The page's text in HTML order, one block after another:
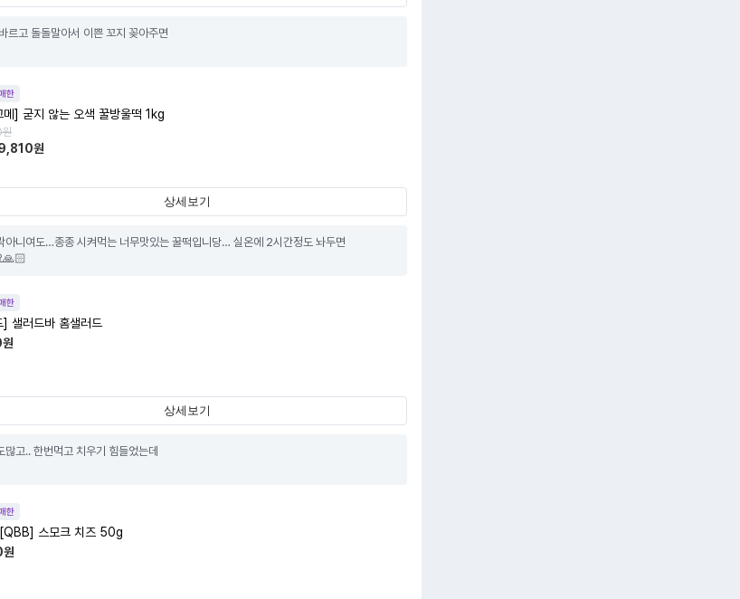
르고 돌돌말아서 이쁜 꼬지 꽂아주면
한
메] 굳지 않는 오색 꿀방울떡 1kg
원
원
상세보기
아니여도…종종 시켜먹는 너무맛있는 꿀떡입니당… 실온에 2시간정도 놔두면
🙏🏻
한
] 샐러드바 홈샐러드
원
상세보기
고.. 한번먹고 치우기 힘들었는데
한
[QBB] 스모크 치즈 50g
원